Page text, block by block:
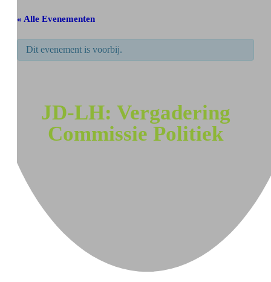
« Alle Evenementen
Dit evenement is voorbij.
JD-LH: Vergadering
Commissie Politiek